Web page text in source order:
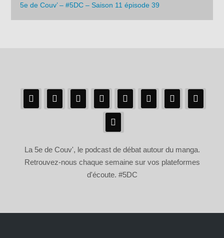
5e de Couv’ – #5DC – Saison 11 épisode 39
La 5e de Couv', le podcast de débat autour du manga.
Retrouvez-nous chaque semaine sur vos plateformes
d'écoute. #5DC